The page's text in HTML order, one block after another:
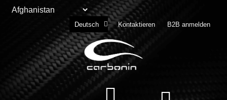
Deutsch
English
Slovenščina Kontaktieren B2B anmelden